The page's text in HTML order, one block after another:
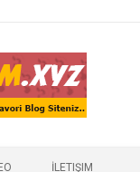
İLETIŞIM